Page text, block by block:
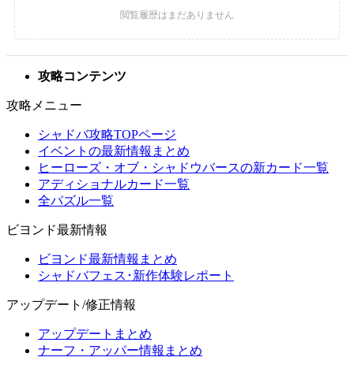
攻略コンテンツ
攻略メニュー
シャドバ攻略TOPページ
イベントの最新情報まとめ
ヒーローズ・オブ・シャドウバースの新カード一覧
アディショナルカード一覧
全パズル一覧
ビヨンド最新情報
ビヨンド最新情報まとめ
シャドバフェス･新作体験レポート
アップデート/修正情報
アップデートまとめ
ナーフ・アッパー情報まとめ